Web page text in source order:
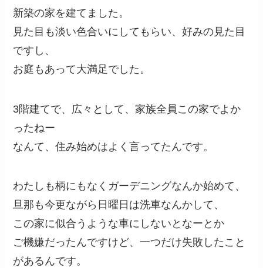
新築の家を建てました。
見た目も淡い色合いにしてもらい、好みの見た目
ですし、
お庭もあって大満足でした。
3階建てで、広々として、家族全員この家でよか
ったねー
なんて、住み始めはよく言ってたんです。
わたしも柄にもなくガーデニングなんか始めて、
旦那も今更ながら日曜日は洗車なんかして、
この家に似合うような車にしないとなーとか
ご機嫌だったんですけど、一つだけ失敗したこと
があるんです。